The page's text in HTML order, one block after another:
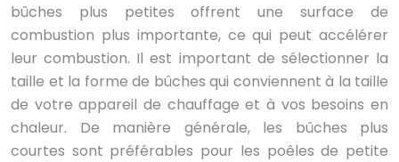
bûches plus petites offrent une surface de
combustion plus importante, ce qui peut accélérer
leur combustion. Il est important de sélectionner la
taille et la forme de bûches qui conviennent à la taille
de votre appareil de chauffage et à vos besoins en
chaleur. De manière générale, les bûches plus
courtes sont préférables pour les poêles de petite